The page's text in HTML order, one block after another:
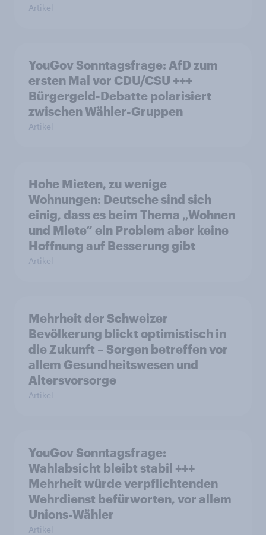
Artikel
YouGov Sonntagsfrage: AfD zum
ersten Mal vor CDU/CSU +++
Bürgergeld-Debatte polarisiert
zwischen Wähler-Gruppen
Artikel
Hohe Mieten, zu wenige
Wohnungen: Deutsche sind sich
einig, dass es beim Thema „Wohnen
und Miete“ ein Problem aber keine
Hoffnung auf Besserung gibt
Artikel
Mehrheit der Schweizer
Bevölkerung blickt optimistisch in
die Zukunft – Sorgen betreffen vor
allem Gesundheitswesen und
Altersvorsorge
Artikel
YouGov Sonntagsfrage:
Wahlabsicht bleibt stabil +++
Mehrheit würde verpflichtenden
Wehrdienst befürworten, vor allem
Unions-Wähler
Artikel